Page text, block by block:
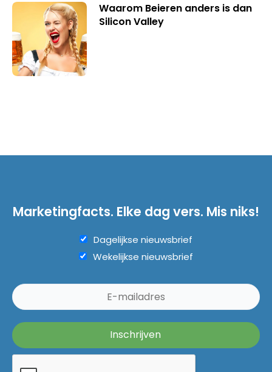
Waarom Beieren anders is dan
Silicon Valley
Marketingfacts. Elke dag vers. Mis niks!
Dagelijkse nieuwsbrief
Wekelijkse nieuwsbrief